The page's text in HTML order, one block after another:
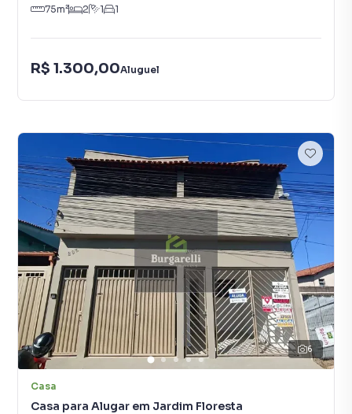
75m² 2 1 1
R$ 1.300,00Aluguel
6
Casa
Casa para Alugar em Jardim Floresta